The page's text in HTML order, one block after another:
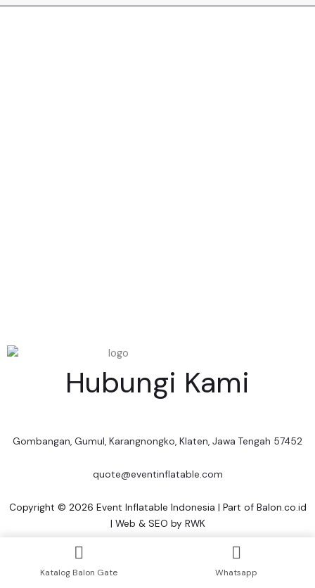
Hubungi Kami
Gombangan, Gumul, Karangnongko, Klaten, Jawa Tengah 57452
quote@eventinflatable.com
Copyright © 2026 Event Inflatable Indonesia | Part of Balon.co.id
| Web & SEO by RWK
Katalog Balon Gate Whatsapp